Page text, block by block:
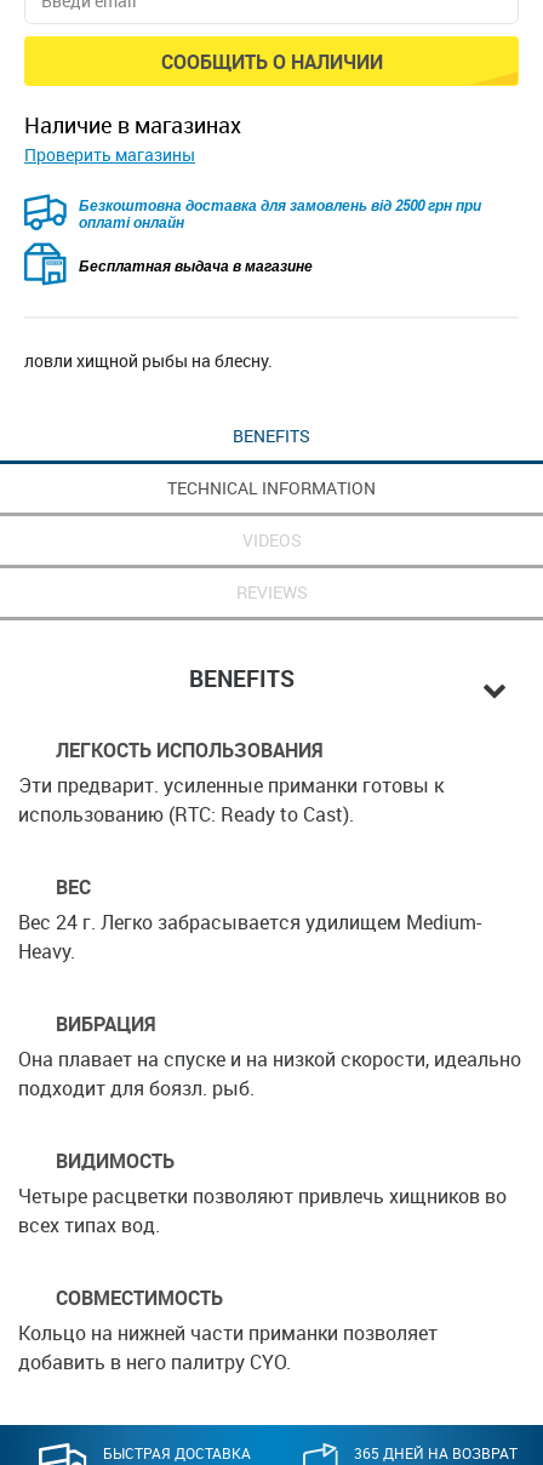
СООБЩИТЬ О НАЛИЧИИ
наличие в магазинах
Проверить магазины
Безкоштовна доставка для замовлень від 2500 грн при
оплаті онлайн
Бесплатная выдача в магазине
ловли хищной рыбы на блесну.
BENEFITS
TECHNICAL INFORMATION
VIDEOS
REVIEWS
BENEFITS
ЛЕГКОСТЬ ИСПОЛЬЗОВАНИЯ
Эти предварит. усиленные приманки готовы к
использованию (RTC: Ready to Cast).
ВЕС
Вес 24 г. Легко забрасывается удилищем Medium-
Heavy.
ВИБРАЦИЯ
Она плавает на спуске и на низкой скорости, идеально
подходит для боязл. рыб.
ВИДИМОСТЬ
Четыре расцветки позволяют привлечь хищников во
всех типах вод.
СОВМЕСТИМОСТЬ
Кольцо на нижней части приманки позволяет
добавить в него палитру CYO.
БЫСТРАЯ ДОСТАВКА 365 ДНЕЙ НА ВОЗВРАТ